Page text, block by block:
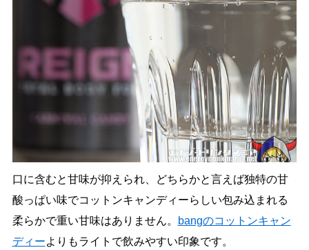
口に含むと甘味が抑えられ、どちらかと言えば独特の甘
酸っぱい味でコットンキャンディーらしい包み込まれる
柔らかで重い甘味はありません。
bangのコットンキャン
ディーよりもライトで飲みやすい印象です。